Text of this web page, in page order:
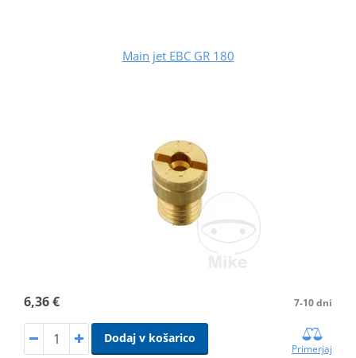
Main jet EBC GR 180
6,36 € 7-10 dni
Dodaj v košarico
Primerjaj